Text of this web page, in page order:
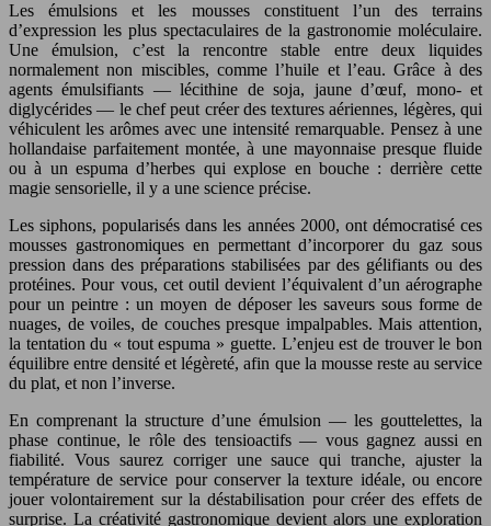
Les émulsions et les mousses constituent l’un des terrains
d’expression les plus spectaculaires de la gastronomie moléculaire.
Une émulsion, c’est la rencontre stable entre deux liquides
normalement non miscibles, comme l’huile et l’eau. Grâce à des
agents émulsifiants — lécithine de soja, jaune d’œuf, mono- et
diglycérides — le chef peut créer des textures aériennes, légères, qui
véhiculent les arômes avec une intensité remarquable. Pensez à une
hollandaise parfaitement montée, à une mayonnaise presque fluide
ou à un espuma d’herbes qui explose en bouche : derrière cette
magie sensorielle, il y a une science précise.
Les siphons, popularisés dans les années 2000, ont démocratisé ces
mousses gastronomiques en permettant d’incorporer du gaz sous
pression dans des préparations stabilisées par des gélifiants ou des
protéines. Pour vous, cet outil devient l’équivalent d’un aérographe
pour un peintre : un moyen de déposer les saveurs sous forme de
nuages, de voiles, de couches presque impalpables. Mais attention,
la tentation du « tout espuma » guette. L’enjeu est de trouver le bon
équilibre entre densité et légèreté, afin que la mousse reste au service
du plat, et non l’inverse.
En comprenant la structure d’une émulsion — les gouttelettes, la
phase continue, le rôle des tensioactifs — vous gagnez aussi en
fiabilité. Vous saurez corriger une sauce qui tranche, ajuster la
température de service pour conserver la texture idéale, ou encore
jouer volontairement sur la déstabilisation pour créer des effets de
surprise. La créativité gastronomique devient alors une exploration